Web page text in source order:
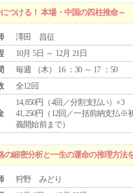
つける！ 本場・中国の四柱推命～
澤田 昌征
10月 5日 ～ 12月 21日
毎週 （木） 16 ：30 ～ 17 ：50
全12回
14,850円（4回／分割支払い）×3
41,250円（12回／一括前納支払※
義開始前まで）
細密分析と一生の運命の推理方法
狩野 みどり